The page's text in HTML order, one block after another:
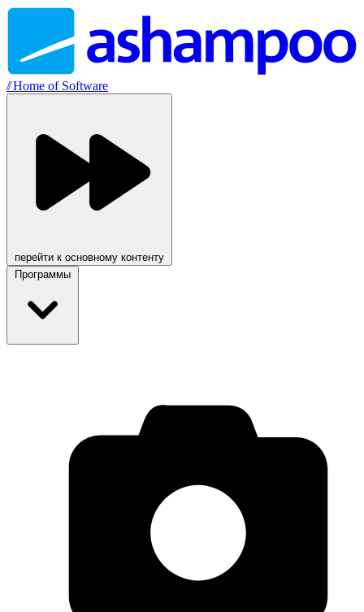
//Home of Software
перейти к основному контенту
Программы